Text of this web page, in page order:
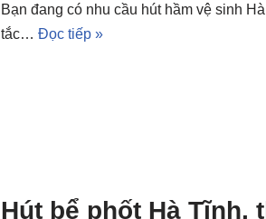
Bạn đang có nhu cầu hút hầm vệ sinh
tắc… Đọc tiếp »
Hút bể phốt Hà Tĩnh,